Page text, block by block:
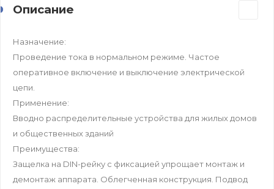
Описание
Назначение:
Проведение тока в нормальном режиме. Частое
оперативное включение и выключение электрической
цепи.
Применение:
Вводно распределительные устройства для жилых домов
и общественных зданий
Преимущества:
Защелка на DIN-рейку с фиксацией упрощает монтаж и
демонтаж аппарата. Облегченная конструкция. Подвод